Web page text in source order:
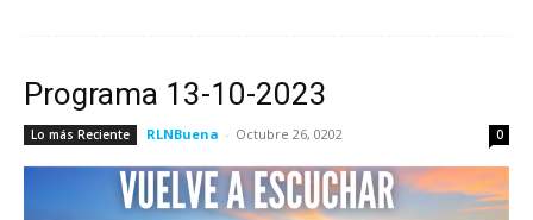
Programa 13-10-2023
Lo más Reciente RLNBuena - Octubre 26, 0202 0